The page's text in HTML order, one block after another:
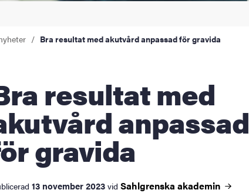
Bra resultat med akutvård anpassad för gravida
med
anpassad
gravida
13 november 2023 vid Sahlgrenska akademin